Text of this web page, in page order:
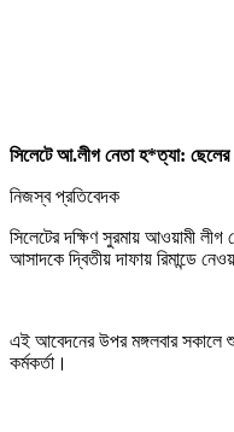
সিলেটে আ.লীগ নেতা হ*ত্যা: ছেলের
নিজস্ব প্রতিবেদক
সিলেটের দক্ষিণ সুরমায় আওয়ামী
আসাদকে দ্বিতীয় দাফায় রিমান্ডে
এই আবেদনের উপর মঙ্গলবার সকালে
কর্মকর্তা।